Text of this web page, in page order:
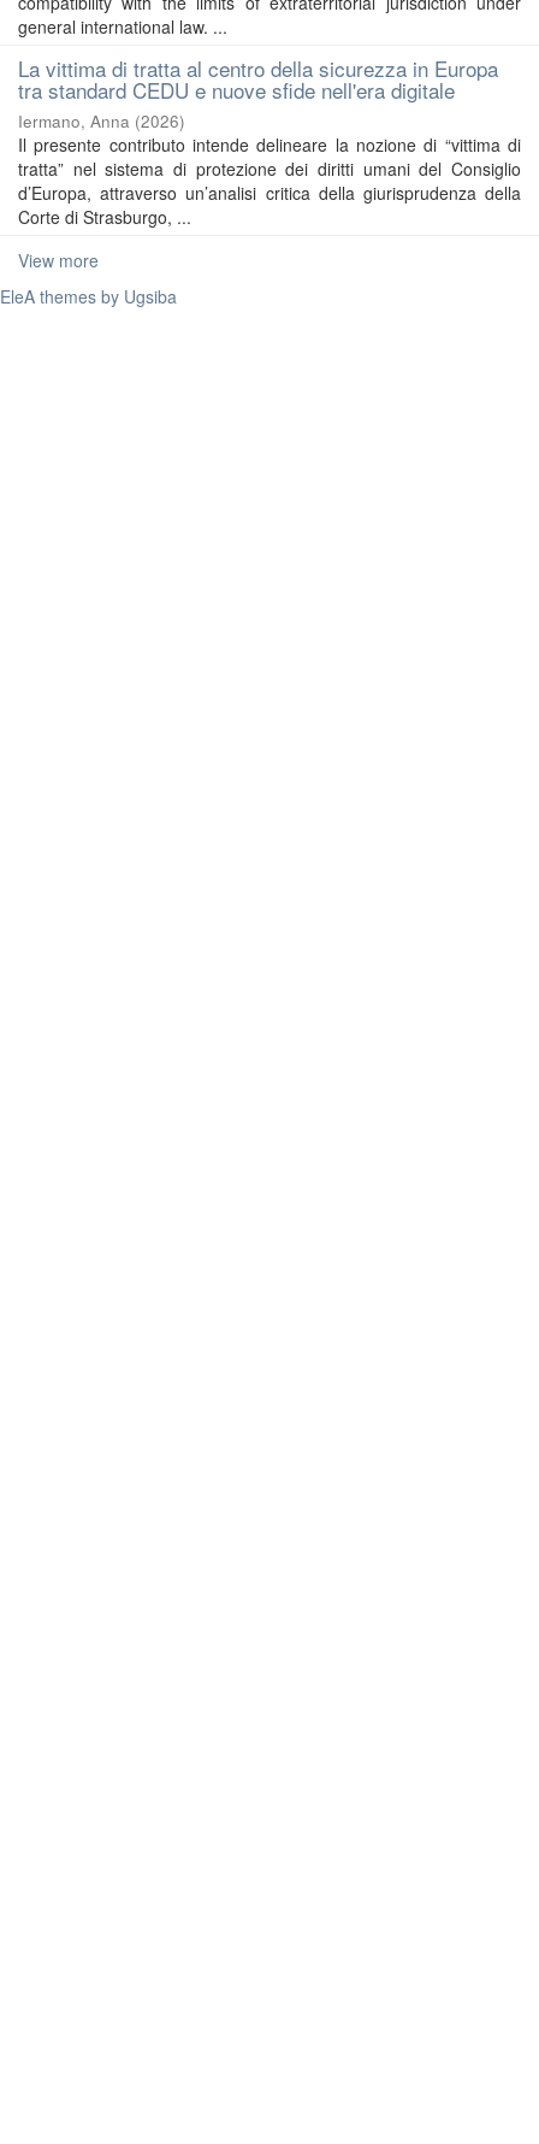
general international law. ...
La vittima di tratta al centro della sicurezza in Europa
tra standard CEDU e nuove sfide nell'era digitale
Iermano, Anna (2026)
Il presente contributo intende delineare la nozione di “vittima di
tratta” nel sistema di protezione dei diritti umani del Consiglio
d’Europa, attraverso un’analisi critica della giurisprudenza della
Corte di Strasburgo, ...
View more
EleA themes by Ugsiba